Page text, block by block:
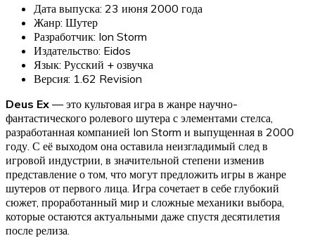
Дата выпуска: 23 июня 2000 года
Жанр: Шутер
Разработчик: Ion Storm
Издательство: Eidos
Язык: Русский + озвучка
Версия: 1.62 Revision
Deus Ex — это культовая игра в жанре научно-
фантастического ролевого шутера с элементами стелса,
разработанная компанией Ion Storm и выпущенная в 2000
году. С её выходом она оставила неизгладимый след в
игровой индустрии, в значительной степени изменив
представление о том, что могут предложить игры в жанре
шутеров от первого лица. Игра сочетает в себе глубокий
сюжет, проработанный мир и сложные механики выбора,
которые остаются актуальными даже спустя десятилетия
после релиза.